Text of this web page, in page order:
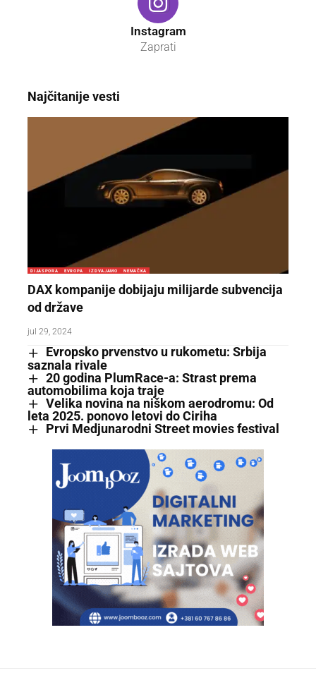
Instagram
Zaprati
Najčitanije vesti
DIJASPORA EVROPA IZDVAJAMO NEMAČKA
DAX kompanije dobijaju milijarde subvencija
od države
jul 29, 2024
Evropsko prvenstvo u rukometu: Srbija
saznala rivale
20 godina PlumRace-a: Strast prema
automobilima koja traje
Velika novina na niškom aerodromu: Od
leta 2025. ponovo letovi do Ciriha
Prvi Medjunarodni Street movies festival